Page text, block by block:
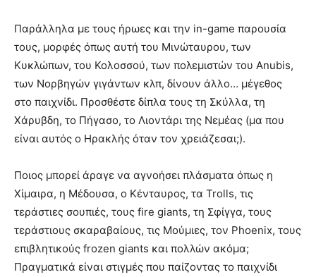
Παράλληλα με τους ήρωες και την in-game παρουσία
τους, μορφές όπως αυτή του Μινώταυρου, των
Κυκλώπων, του Κολοσσού, των πολεμιστών του Anubis,
των Νορβηγών γιγάντων κλπ, δίνουν άλλο… μέγεθος
στο παιχνίδι. Προσθέστε δίπλα τους τη Σκύλλα, τη
Χάρυβδη, το Πήγασο, το Λιοντάρι της Νεμέας (μα που
είναι αυτός ο Ηρακλής όταν τον χρειάζεσαι;).
Ποιος μπορεί άραγε να αγνοήσει πλάσματα όπως η
Χίμαιρα, η Μέδουσα, ο Κένταυρος, τα Trolls, τις
τεράστιες σουπιές, τους fire giants, τη Σφίγγα, τους
τεράστιους σκαραβαίους, τις Μούμιες, τον Phoenix, τους
επιβλητικούς frozen giants και πολλών ακόμα;
Πραγματικά είναι στιγμές που παίζοντας το παιχνίδι